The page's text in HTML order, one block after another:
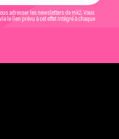
adresser les newsletters de mk2. Vous
le lien prévu à cet effet intégré à chaque